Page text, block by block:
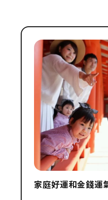
家庭好運和金錢運